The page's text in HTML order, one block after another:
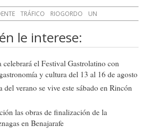
TRÁFICO RIOGORDO UN
le interese:
el Festival Gastrolatino con
y cultura del 13 al 16 de agosto
del verano se vive este sábado en Rincón
las obras de finalización de la
en Benajarafe